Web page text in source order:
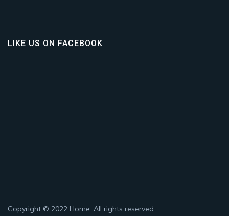
LIKE US ON FACEBOOK
Copyright © 2022 Home. All rights reserved.